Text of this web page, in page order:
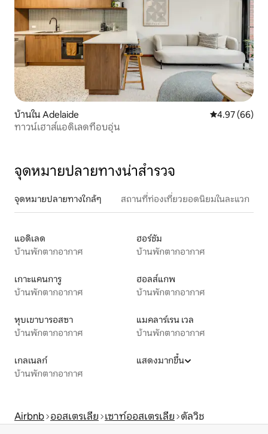
บ้านใน Adelaide คะแนนเฉลี่ย
4.97 (66)
ทาวน์เฮาส์แอดิเลดที่อบอุ่น
จุดหมายปลายทางน่าสำรวจ
จุดหมายปลายทางใกล้ๆ สถานที่ท่องเที่ยวยอดนิยมในละแวก
แอดิเลด
บ้านพักตากอากาศ
ฮอร์ชัม
บ้านพักตากอากาศ
เกาะแคนการู
บ้านพักตากอากาศ
ฮอลส์แกพ
บ้านพักตากอากาศ
หุบเขาบารอสซา
บ้านพักตากอากาศ
แมคลาร์เรน เวล
บ้านพักตากอากาศ
เกลเนลก์
บ้านพักตากอากาศ
แสดงมากขึ้น
Airbnb ออสเตรเลีย เซาท์ออสเตรเลีย ดัลวิช